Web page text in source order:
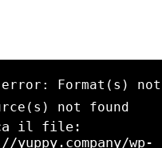
error: Format(s) not
not found
il file:
yuppy.company/wp-